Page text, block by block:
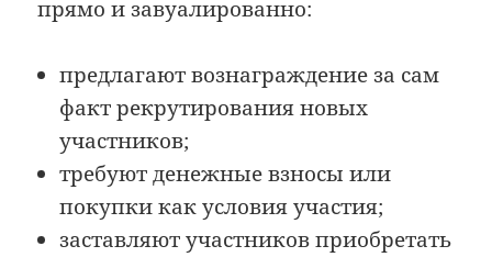
прямо и завуалированно:
предлагают вознаграждение за сам
факт рекрутирования новых
участников;
требуют денежные взносы или
покупки как условия участия;
заставляют участников приобретать